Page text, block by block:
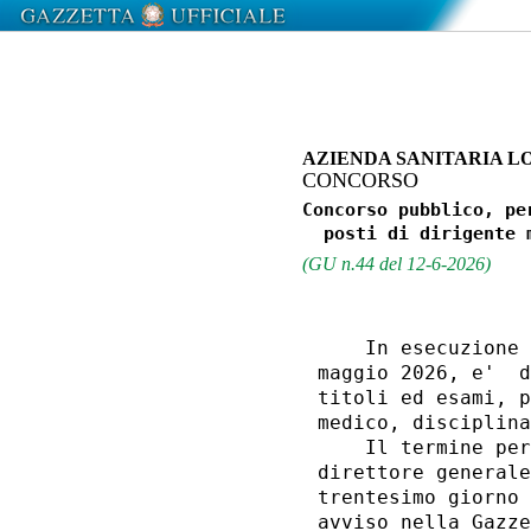
AZIENDA SANITARIA
CONCORSO
Concorso pubblico,
(GU n.44 del 12-6-2026)
In esecuzione
maggio 2026, e'
titoli ed esami,
medico,
Il termine
direttore
trentesimo
avviso nella